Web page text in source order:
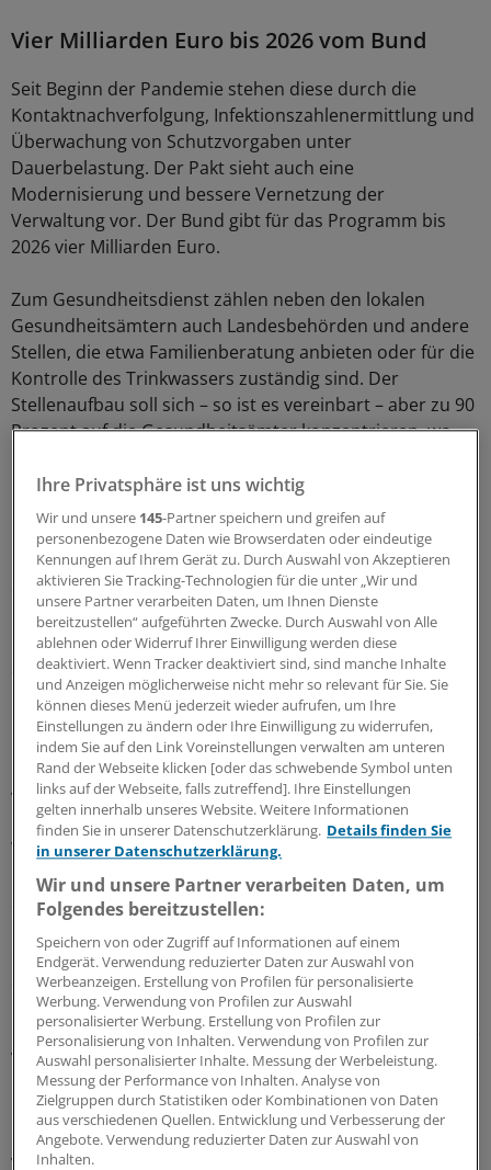
Vier Milliarden Euro bis 2026 vom Bund
Seit Beginn der Pandemie stehen diese durch die
Kontaktnachverfolgung, Infektionszahlenermittlung und
Überwachung von Schutzvorgaben unter
Dauerbelastung. Der Pakt sieht auch eine
Modernisierung und bessere Vernetzung der
Verwaltung vor. Der Bund gibt für das Programm bis
2026 vier Milliarden Euro.
Zum Gesundheitsdienst zählen neben den lokalen
Gesundheitsämtern auch Landesbehörden und andere
Stellen, die etwa Familienberatung anbieten oder für die
Kontrolle des Trinkwassers zuständig sind. Der
Stellenaufbau soll sich – so ist es vereinbart – aber zu 90
Prozent auf die Gesundheitsämter konzentrieren, wo
und Ärzte des öffentlichen Gesundheitsdienstes etwa
17 000 Menschen beschäftigt sind.
In einem ersten Schritt sollten die Länder gerechnet ab
dem 1. Februar 2020 bis zum 31. Dezember 2021
mindestens 1500 neue, unbefristete Vollzeitstellen im
öffentlichen Gesundheitsdienst schaffen. Bis Ende 2022
sollen noch einmal 3500 Stellen dazukommen.
Mehr Stellen als vorgegeben
Mehrere Bundesländer gaben nun an, schneller
vorangekommen zu sein, als vorgegeben. Im
bevölkerungsreichsten Bundesland Nordrhein-
Westfalen lag die Zielvorgabe laut
Gesundheitsministerium bis Ende 2021 bei 323 neuen
Stellen, 469 entstanden. Das Gesundheitsministerium in
Baden-Württemberg berichtet, die Vorgaben für die
erste Tranche des Paktes seien „übererfüllt“ worden.
Statt 200 wurden demnach 264 Stellen geschaffen.
In Bayern sollten es bis Jahresende mindestens 237 neue
Vollzeitstellen sein, erläuterte Gesundheitsminister
Klaus Holetschek (CSU) vor wenigen Tagen. „Tatsächlich
konnten bis zum Jahresende in der bayerischen
Gesundheitsverwaltung 403 neue und unbefristete
Vollzeitstellen geschaffen und besetzt werden, davon
Ihre Privatsphäre ist uns wichtig
Wir und unsere 145-Partner speichern und greifen auf
personenbezogene Daten wie Browserdaten oder eindeutige
Kennungen auf Ihrem Gerät zu. Durch Auswahl von Akzeptieren
aktivieren Sie Tracking-Technologien für die unter „Wir und
unsere Partner verarbeiten Daten, um Ihnen Dienste
bereitzustellen“ aufgeführten Zwecke. Durch Auswahl von Alle
ablehnen oder Widerruf Ihrer Einwilligung werden diese
deaktiviert. Wenn Tracker deaktiviert sind, sind manche Inhalte
und Anzeigen möglicherweise nicht mehr so relevant für Sie. Sie
können dieses Menü jederzeit wieder aufrufen, um Ihre
Einstellungen zu ändern oder Ihre Einwilligung zu widerrufen,
indem Sie auf den Link Voreinstellungen verwalten am unteren
Rand der Webseite klicken [oder das schwebende Symbol unten
links auf der Webseite, falls zutreffend]. Ihre Einstellungen
gelten innerhalb unseres Website. Weitere Informationen
finden Sie in unserer Datenschutzerklärung. Details finden Sie
in unserer Datenschutzerklärung.
Wir und unsere Partner verarbeiten Daten, um
Folgendes bereitzustellen:
Speichern von oder Zugriff auf Informationen auf einem
Endgerät. Verwendung reduzierter Daten zur Auswahl von
Werbeanzeigen. Erstellung von Profilen für personalisierte
Werbung. Verwendung von Profilen zur Auswahl
personalisierter Werbung. Erstellung von Profilen zur
Personalisierung von Inhalten. Verwendung von Profilen zur
Auswahl personalisierter Inhalte. Messung der Werbeleistung.
Messung der Performance von Inhalten. Analyse von
Zielgruppen durch Statistiken oder Kombinationen von Daten
aus verschiedenen Quellen. Entwicklung und Verbesserung der
Angebote. Verwendung reduzierter Daten zur Auswahl von
Inhalten.